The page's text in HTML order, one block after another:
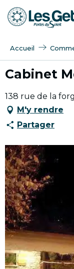
Aller
au
Accueil
Cabinet
138 rue de la
M'y rendre
Partager